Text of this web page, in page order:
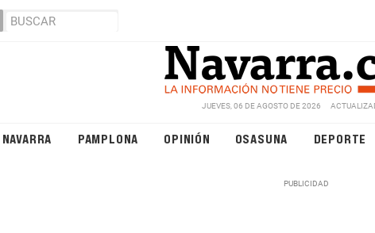
JUEVES, 06 DE AGOSTO DE 2026
NAVARRA PAMPLONA OPINIÓN OSASUNA DEPORTE